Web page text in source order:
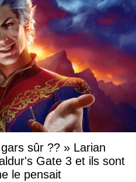
sûr ?? » Larian
Gate 3 et ils sont
le pensait